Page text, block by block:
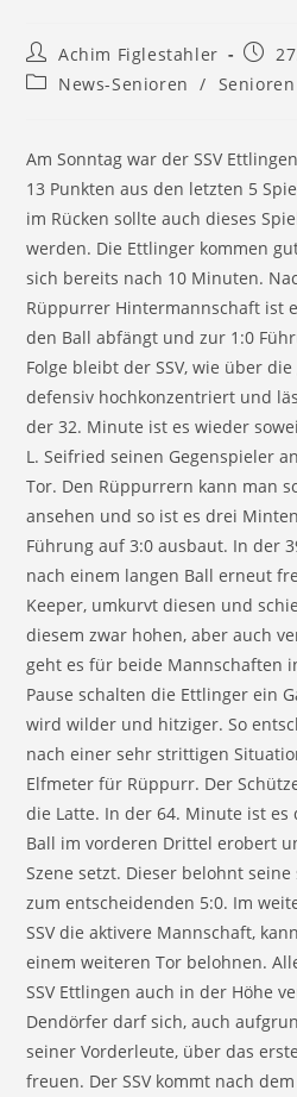
Beitrags-
Autor:
Achim Figlestahler
Beitrag
Beitrags-
News-Senioren / Senioren
Am Sonntag war der SSV
13 Punkten aus den letzten 5
im Rücken sollte auch dieses
werden. Die Ettlinger kommen
sich bereits nach 10 Minuten.
Rüppurrer Hintermannschaft ist
den Ball abfängt und zur 1:0
Folge bleibt der SSV, wie über
defensiv hochkonzentriert und
der 32. Minute ist es wieder
L. Seifried seinen Gegenspieler
Tor. Den Rüppurrern kann man
ansehen und so ist es drei
Führung auf 3:0 ausbaut. In der
nach einem langen Ball erneut
Keeper, umkurvt diesen und
diesem zwar hohen, aber auch
geht es für beide Mannschaften
Pause schalten die Ettlinger ein
wird wilder und hitziger. So
nach einer sehr strittigen
Elfmeter für Rüppurr. Der
die Latte. In der 64. Minute ist es
Ball im vorderen Drittel erobert
Szene setzt. Dieser belohnt
zum entscheidenden 5:0. Im
SSV die aktivere Mannschaft,
einem weiteren Tor belohnen.
SSV Ettlingen auch in der Höhe
Dendörfer darf sich, auch
seiner Vorderleute, über das
freuen. Der SSV kommt nach